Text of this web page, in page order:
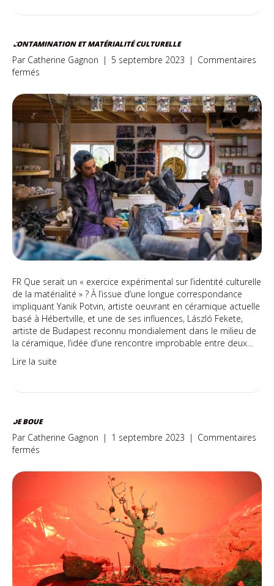
CONTAMINATION ET MATÉRIALITÉ CULTURELLE
Par Catherine Gagnon | 5 septembre 2023 | Commentaires
fermés
et
matérialité
culturelle
FR Que serait un « exercice expérimental sur l’identité culturelle
de la matérialité » ? À l’issue d’une longue correspondance
impliquant Yanik Potvin, artiste oeuvrant en céramique actuelle
basé à Hébertville, et une de ses influences, László Fekete,
artiste de Budapest reconnu mondialement dans le milieu de
la céramique, l’idée d’une rencontre improbable entre deux…
Lire la suite
DE BOUE
Par Catherine Gagnon | 1 septembre 2023 | Commentaires
fermés
boue